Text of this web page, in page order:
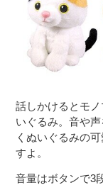
話しかけるとモ
いぐるみ。音や
くぬいぐるみの
すよ。
音量はボタンで3